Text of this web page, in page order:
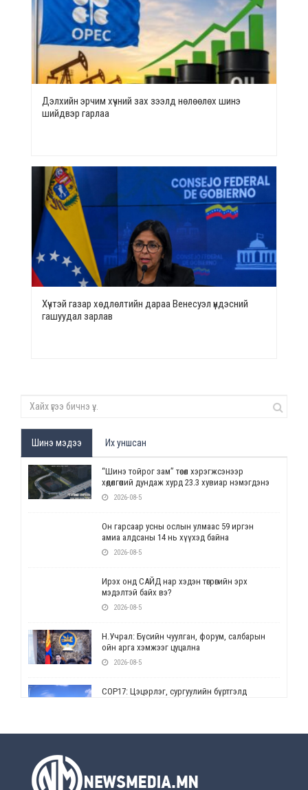
Дэлхийн эрчим хүчний зах зээлд нөлөөлөх шинэ
шийдвэр гарлаа
Хүчтэй газар хөдлөлтийн дараа Венесуэл үндэсний
гашуудал зарлав
Шинэ мэдээ Их уншсан
“Шинэ тойрог зам” төсөл хэрэгжсэнээр
хөдөлгөөний дундаж хурд 23.3 хувиар нэмэгдэнэ
2026-08-5
Он гарсаар усны ослын улмаас 59 иргэн
амиа алдсаны 14 нь хүүхэд байна
2026-08-5
Ирэх онд САЙД нар хэдэн төгрөгийн эрх
мэдэлтэй байх вэ?
2026-08-5
Н.Учрал: Бүсийн чуулган, форум, салбарын
ойн арга хэмжээг цуцална
2026-08-5
СОР17: Цэцэрлэг, сургуулийн бүртгэлд
2026-08-5